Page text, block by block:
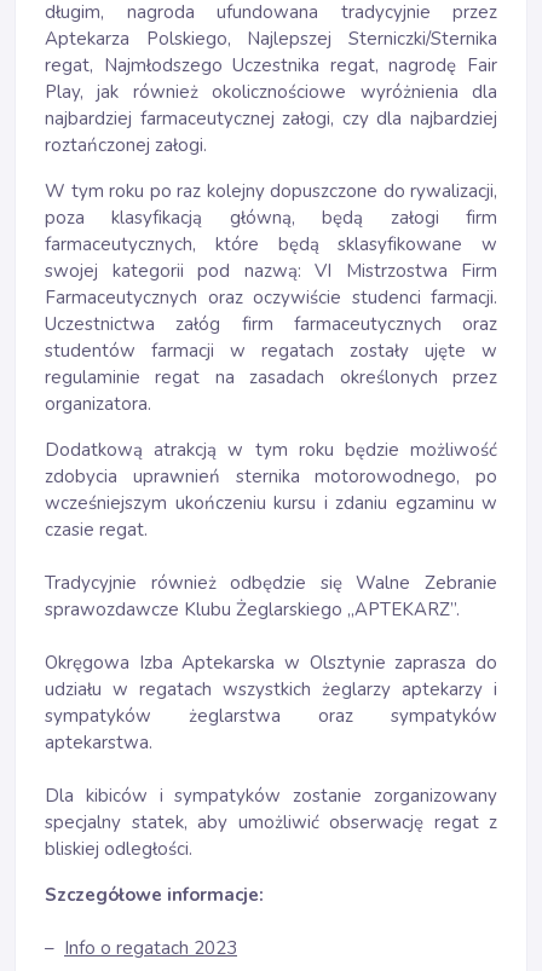
długim, nagroda ufundowana tradycyjnie przez
Aptekarza Polskiego, Najlepszej Sterniczki/Sternika
regat, Najmłodszego Uczestnika regat, nagrodę Fair
Play, jak również okolicznościowe wyróżnienia dla
najbardziej farmaceutycznej załogi, czy dla najbardziej
roztańczonej załogi.
W tym roku po raz kolejny dopuszczone do rywalizacji,
poza klasyfikacją główną, będą załogi firm
farmaceutycznych, które będą sklasyfikowane w
swojej kategorii pod nazwą: VI Mistrzostwa Firm
Farmaceutycznych oraz oczywiście studenci farmacji.
Uczestnictwa załóg firm farmaceutycznych oraz
studentów farmacji w regatach zostały ujęte w
regulaminie regat na zasadach określonych przez
organizatora.
Dodatkową atrakcją w tym roku będzie możliwość
zdobycia uprawnień sternika motorowodnego, po
wcześniejszym ukończeniu kursu i zdaniu egzaminu w
czasie regat.
Tradycyjnie również odbędzie się Walne Zebranie
sprawozdawcze Klubu Żeglarskiego „APTEKARZ”.
Okręgowa Izba Aptekarska w Olsztynie zaprasza do
udziału w regatach wszystkich żeglarzy aptekarzy i
sympatyków żeglarstwa oraz sympatyków
aptekarstwa.
Dla kibiców i sympatyków zostanie zorganizowany
specjalny statek, aby umożliwić obserwację regat z
bliskiej odległości.
Szczegółowe informacje:
– Info o regatach 2023